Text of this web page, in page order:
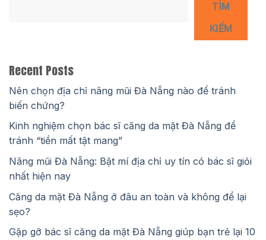
TÌM
KIẾM
Recent Posts
Nên chọn địa chỉ nâng mũi Đà Nẵng nào để tránh
biến chứng?
Kinh nghiệm chọn bác sĩ căng da mặt Đà Nẵng để
tránh “tiền mất tật mang”
Nâng mũi Đà Nẵng: Bật mí địa chỉ uy tín có bác sĩ giỏi
nhất hiện nay
Căng da mặt Đà Nẵng ở đâu an toàn và không để lại
sẹo?
Gặp gỡ bác sĩ căng da mặt Đà Nẵng giúp bạn trẻ lại 10